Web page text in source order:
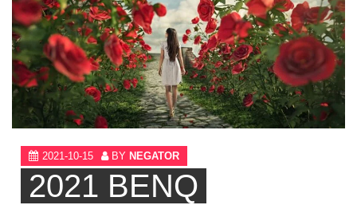
2021-10-15 BY NEGATOR
2021 BENQ